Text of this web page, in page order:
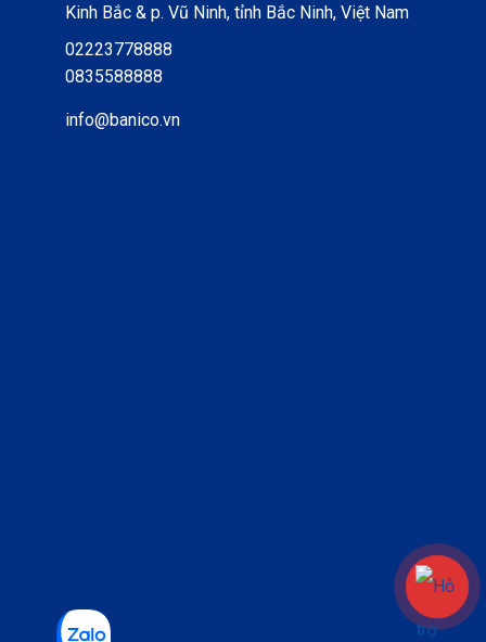
Kinh Bắc & p. Vũ Ninh, tỉnh Bắc Ninh, Việt Nam
02223778888
0835588888
info@banico.vn